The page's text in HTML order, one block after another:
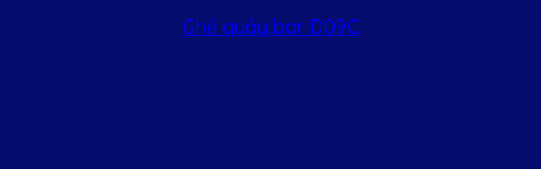
Ghế quầy bar D09C